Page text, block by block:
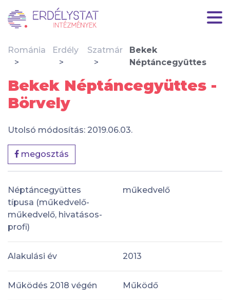
Románia Erdély Szatmár
Bekek
Néptáncegyüttes
Bekek Néptáncegyüttes -
Börvely
Utolsó módosítás: 2019.06.03.
megosztás
Néptáncegyüttes
típusa (műkedvelő-
műkedvelő, hivatásos-
profi)
műkedvelő
Alakulási év 2013
Működés 2018 végén Működő